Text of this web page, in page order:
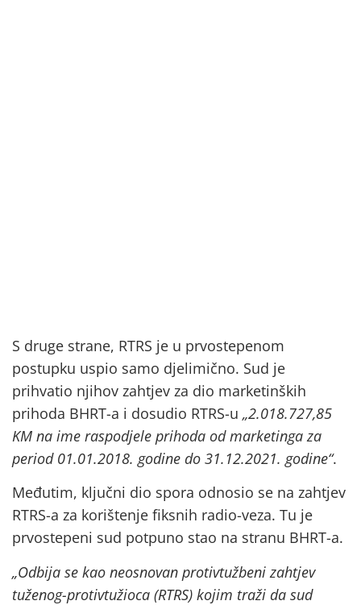
S druge strane, RTRS je u prvostepenom
postupku uspio samo djelimično. Sud je
prihvatio njihov zahtjev za dio marketinških
prihoda BHRT-a i dosudio RTRS-u „2.018.727,85
KM na ime raspodjele prihoda od marketinga za
period 01.01.2018. godine do 31.12.2021. godine“.
Međutim, ključni dio spora odnosio se na zahtjev
RTRS-a za korištenje fiksnih radio-veza. Tu je
prvostepeni sud potpuno stao na stranu BHRT-a.
„Odbija se kao neosnovan protivtužbeni zahtjev
tuženog-protivtužioca (RTRS) kojim traži da sud